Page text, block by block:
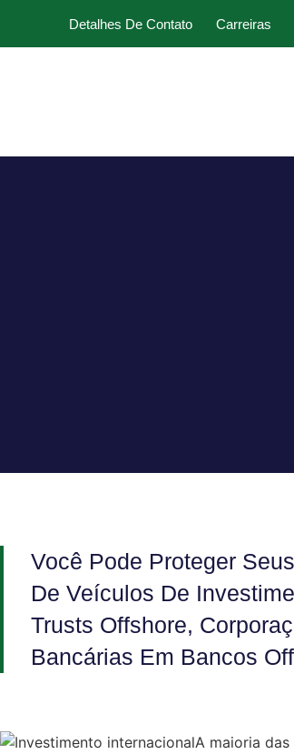
Detalhes De Contato Carreiras
Você Pode Proteger
De Veículos De
Trusts Offshore,
Bancárias Em Bancos
A maioria